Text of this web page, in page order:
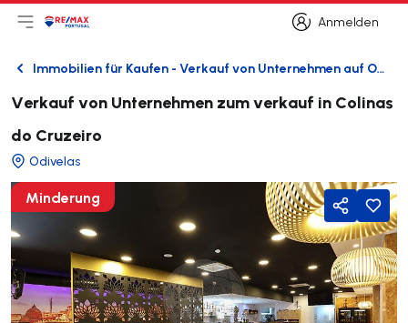
Anmelden
Anmelden
Hauptmenü öffnen
LogoZur Startseite
Zurück Immobilien für Kaufen - Verkauf von Unternehmen auf Odivelas
Verkauf von Unternehmen zum verkauf in Colinas
do Cruzeiro
Odivelas
Minderung
Freigeben